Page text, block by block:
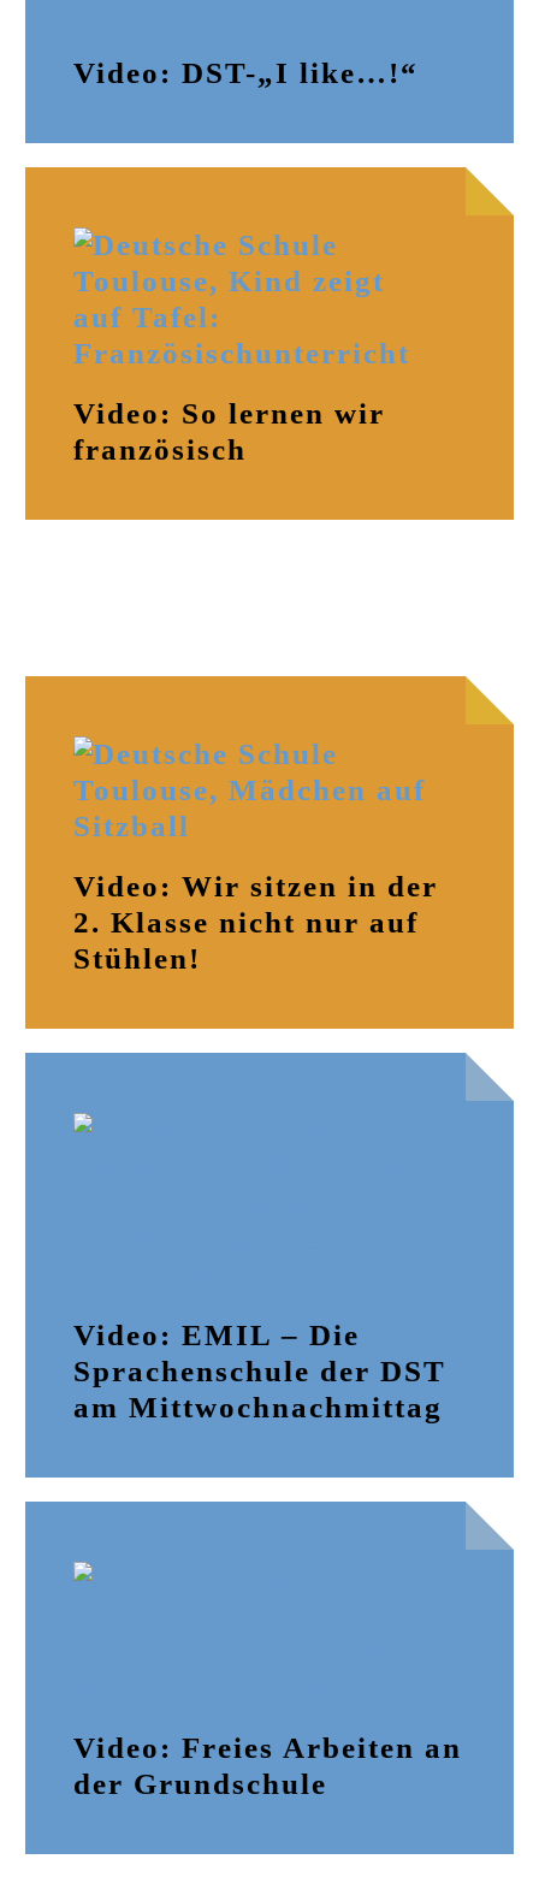
Video: DST-„I like…!“
Video: So lernen wir
französisch
Video: Wir sitzen in der
2. Klasse nicht nur auf
Stühlen!
Video: EMIL – Die
Sprachenschule der DST
am Mittwochnachmittag
Video: Freies Arbeiten an
der Grundschule